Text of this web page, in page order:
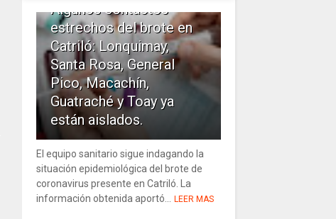
Algunos contactos
estrechos del brote en
Catriló: Lonquimay,
Santa Rosa, General
Pico, Macachín,
Guatraché y Toay ya
están aislados.
El equipo sanitario sigue indagando la
situación epidemiológica del brote de
coronavirus presente en Catriló. La
información obtenida aportó... LEER MAS